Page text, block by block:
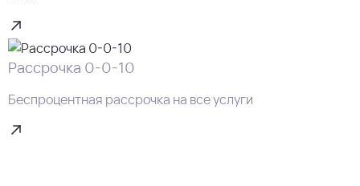
Рассрочка 0-0-10
Беспроцентная рассрочка на все услуги